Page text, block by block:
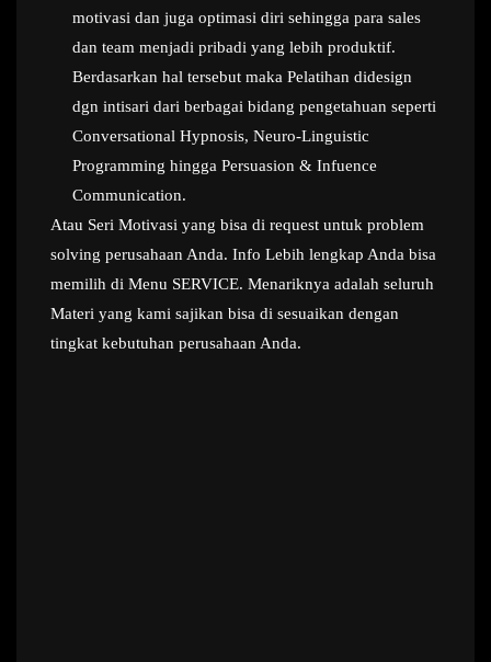
motivasi dan juga optimasi diri sehingga para sales
dan team menjadi pribadi yang lebih produktif.
Berdasarkan hal tersebut maka Pelatihan didesign
dgn intisari dari berbagai bidang pengetahuan seperti
Conversational Hypnosis, Neuro-Linguistic
Programming hingga Persuasion & Infuence
Communication.
Atau Seri Motivasi yang bisa di request untuk problem
solving perusahaan Anda. Info Lebih lengkap Anda bisa
memilih di Menu SERVICE. Menariknya adalah seluruh
Materi yang kami sajikan bisa di sesuaikan dengan
tingkat kebutuhan perusahaan Anda.